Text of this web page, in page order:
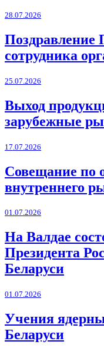
28.07.2026
Поздравление
сотрудника
25.07.2026
Выход
зарубежные
17.07.2026
Совещание по
внутреннего
01.07.2026
На Валдае
Президента
Беларуси
01.07.2026
Учения
Беларуси